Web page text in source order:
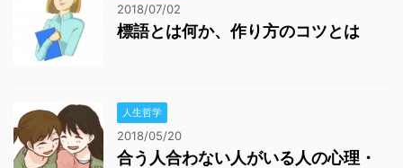
2018/07/02
標語とは何か、作り方のコツとは
人生哲学
2018/05/20
合う人合わない人がいる人の心理・